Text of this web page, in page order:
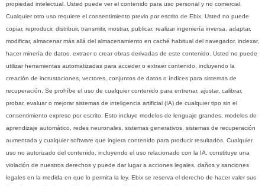
propiedad intelectual. Usted puede ver el contenido para uso personal y no comercial.
Cualquier otro uso requiere el consentimiento previo por escrito de Ebix. Usted no puede
copiar, reproducir, distribuir, transmitir, mostrar, publicar, realizar ingeniería inversa, adaptar,
modificar, almacenar más allá del almacenamiento en caché habitual del navegador, indexar,
hacer minería de datos, extraer o crear obras derivadas de este contenido. Usted no puede
utilizar herramientas automatizadas para acceder o extraer contenido, incluyendo la
creación de incrustaciones, vectores, conjuntos de datos o índices para sistemas de
recuperación. Se prohíbe el uso de cualquier contenido para entrenar, ajustar, calibrar,
probar, evaluar o mejorar sistemas de inteligencia artificial (IA) de cualquier tipo sin el
consentimiento expreso por escrito. Esto incluye modelos de lenguaje grandes, modelos de
aprendizaje automático, redes neuronales, sistemas generativos, sistemas de recuperación
aumentada y cualquier software que ingiera contenido para producir resultados. Cualquier
uso no autorizado del contenido, incluyendo el uso relacionado con la IA, constituye una
violación de nuestros derechos y puede dar lugar a acciones legales, daños y sanciones
legales en la medida en que lo permita la ley. Ebix se reserva el derecho de hacer valer sus